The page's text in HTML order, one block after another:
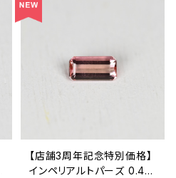
【店舗3周年記念特別価格】
インペリアルトパーズ 0.46